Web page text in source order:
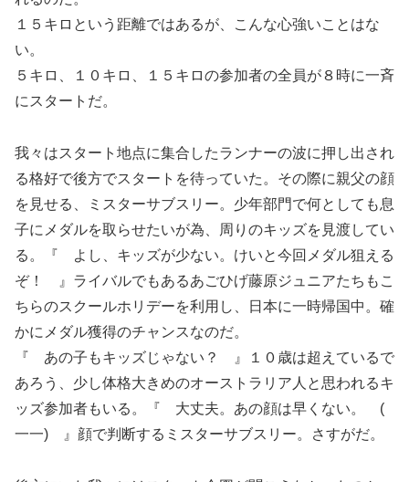
１５キロという距離ではあるが、こんな心強いことはな
い。
５キロ、１０キロ、１５キロの参加者の全員が８時に一斉
にスタートだ。
我々はスタート地点に集合したランナーの波に押し出され
る格好で後方でスタートを待っていた。その際に親父の顔
を見せる、ミスターサブスリー。少年部門で何としても息
子にメダルを取らせたいが為、周りのキッズを見渡してい
る。『 よし、キッズが少ない。けいと今回メダル狙える
ぞ！ 』ライバルでもあるあごひげ藤原ジュニアたちもこ
ちらのスクールホリデーを利用し、日本に一時帰国中。確
かにメダル獲得のチャンスなのだ。
『 あの子もキッズじゃない？ 』１０歳は超えているで
あろう、少し体格大きめのオーストラリア人と思われるキ
ッズ参加者もいる。『 大丈夫。あの顔は早くない。 (
一一) 』顔で判断するミスターサブスリー。さすがだ。